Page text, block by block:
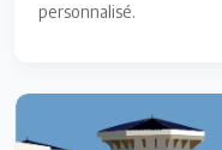
personnalisé.